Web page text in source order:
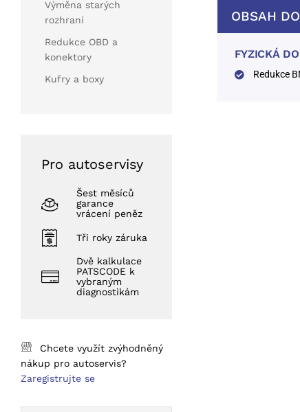
OBSAH
FYZICKÁ
Redukce
Výměna starých
rozhraní
Redukce OBD a
konektory
Kufry a boxy
Pro autoservisy
Šest měsíců
garance
vrácení peněz
Tři roky záruka
Dvě kalkulace
PATSCODE k
vybraným
diagnostikám
Chcete využít zvýhodněný
nákup pro autoservis?
Zaregistrujte se